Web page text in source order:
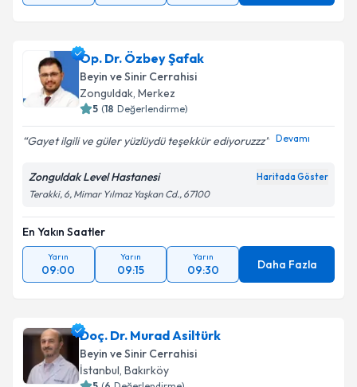
Op. Dr. Özbey Şafak
Beyin ve Sinir Cerrahisi
Zonguldak, Merkez
5 (18 Değerlendirme)
Gayet ilgili ve güler yüzlüydü teşekkür ediyoruzzz Devamı
Zonguldak Level Hastanesi Haritada Göster
Terakki, 6, Mimar Yılmaz Yaşkan Cd., 67100
En Yakın Saatler
Yarın
09:00
Yarın
09:15
Yarın
09:30 Daha Fazla
Doç. Dr. Murad Asiltürk
Beyin ve Sinir Cerrahisi
İstanbul, Bakırköy